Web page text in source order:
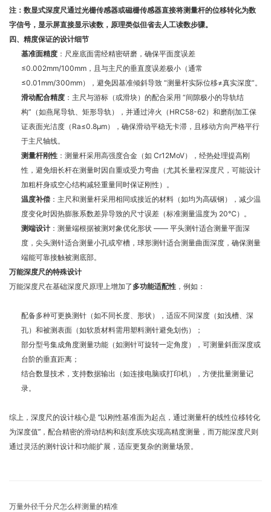
注：数显式深度尺通过光栅传感器或磁栅传感器直接将测量杆的位移转化为数
字信号，显示屏直接显示读数，原理类似但省去人工读数步骤。
四、精度保证的设计细节
基准面精度 ：尺座底面需经精密研磨，确保平面度误差
≤0.002mm/100mm，且与主尺的垂直度误差极小（通常
≤0.01mm/300mm），避免因基准倾斜导致 “测量杆实际位移≠真实深度”。
滑动配合精度 ：主尺与游标（或滑块）的配合采用 “间隙极小的导轨结
构”（如燕尾导轨、矩形导轨），并通过淬火（HRC58-62）和磨削加工保
证表面光洁度（Ra≤0.8μm），确保滑动平稳无卡滞，且移动方向严格平行
于主尺轴线。
测量杆刚性 ：测量杆采用高强度合金（如 Cr12MoV），经热处理提高刚
性，避免细长杆在测量时因自重或受力弯曲（尤其长量程深度尺，可能设计
加粗杆身或空心结构减轻重量同时保证刚性）。
温度补偿 ：主尺和测量杆采用相同或接近的材料（如均为高碳钢），减少温
度变化时因热膨胀系数差异导致的尺寸误差（标准测量温度为 20℃）。
测端设计 ：测量端根据被测对象优化形状 —— 平头测针适合测量平面深
度，尖头测针适合测量小孔或窄槽，球形测针适合测量曲面深度，确保测量
端能可靠接触被测底部。
万能深度尺的特殊设计
万能深度尺在基础深度尺原理上增加了多功能适配性 ，例如：
配备多种可更换测针（如不同长度、形状），适应不同深度（如浅槽、深
孔）和被测表面（如软质材料需用塑料测针避免划伤）；
部分型号集成角度测量功能（如测针可旋转一定角度），可测量斜面深度或
台阶的垂直距离；
结合数显技术，支持数据输出（如连接电脑或打印机），方便批量测量记
录。
综上，深度尺的设计核心是 “以刚性基准面为起点，通过测量杆的线性位移转化
为深度值”，配合精密的滑动结构和刻度系统实现高精度测量，而万能深度尺则
通过灵活的测针设计和功能扩展，适应更复杂的测量场景。
万量外径千分尺怎么样测量的精准